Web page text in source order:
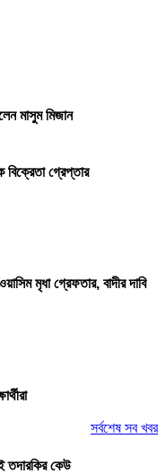
মাসুম মিজান
বিক্রেতা গ্রেপ্তার
মৃধা গ্রেফতার, বাদীর দাবি
সর্বশেষ সব খবর
তদারকির কেউ